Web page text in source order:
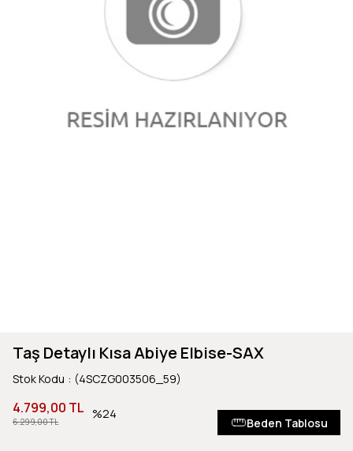
Taş Detaylı Kısa Abiye Elbise-SAX
Stok Kodu (4SCZG003506_59)
6.299,00 TL
4.799,00 TL 24
Beden Tablosu